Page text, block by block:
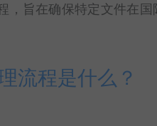
，旨在确保特定文件在
流程是什么？